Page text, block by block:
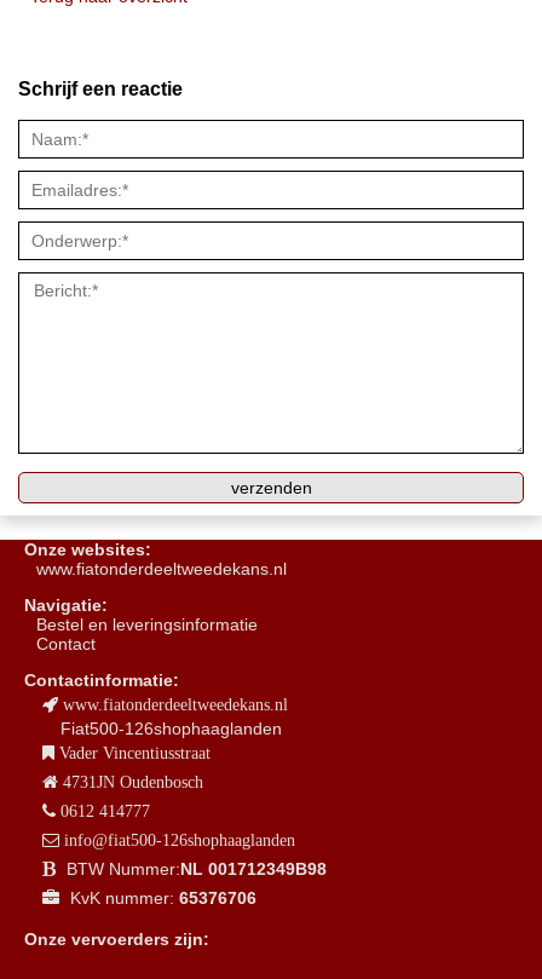
Schrijf een reactie
Onze websites:
www.fiatonderdeeltweedekans.nl
Navigatie:
Bestel en leveringsinformatie
Contact
Contactinformatie:
www.fiatonderdeeltweedekans.nl
Fiat500-126shophaaglanden
Vader Vincentiusstraat
4731JN Oudenbosch
0612 414777
info@fiat500-126shophaaglanden
BTW Nummer:NL 001712349B98
KvK nummer: 65376706
Onze vervoerders zijn: